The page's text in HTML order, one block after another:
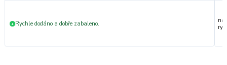
+ Rychle dodáno a dobře zabaleno.